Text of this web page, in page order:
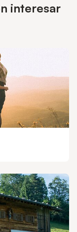
interesar